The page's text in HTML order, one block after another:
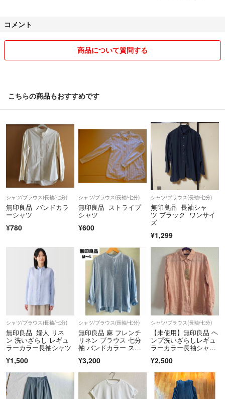
コメント
商品について質問する
こちらの商品もおすすめです
シャツ/ブラウス(長袖/七分)
無印良品 バンドカラ
ーシャツ
¥780
シャツ/ブラウス(長袖/七分)
無印良品 ストライプ
シャツ
¥600
シャツ/ブラウス(長袖/七分)
無印良品 長袖シャ
ツ ブラック ワンサイ
ズ
¥1,299
シャツ/ブラウス(長袖/七分)
無印良品 婦人 リネ
ン 洗いざらし レギュ
ラーカラー長袖シャツ
¥1,500
シャツ/ブラウス(長袖/七分)
無印良品 麻 フレンチ
リネン ブラウス 七分
袖 バンドカラー スタ
頃ゆったり》 ブルース
¥3,200
シャツ/ブラウス(長袖/七分)
【未使用】無印良品 ヘ
ンプ洗いざらしレギュ
ラーカラー長袖シャ
¥2,500